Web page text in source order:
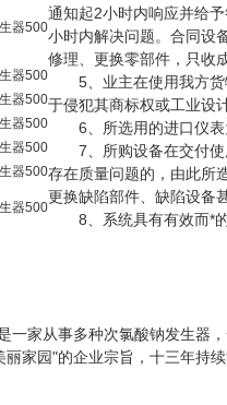
器500
器500
器500
器500
器500
器500
器500
通知起2小时内响应并给
小时内解决问题。合同设
修理、更换零部件，只收
5、业主在使用我方货
于侵犯其商标权或工业设
6、所选用的进口仪表
7、所购设备在交付使
存在质量问题的，由此所
更换缺陷部件、缺陷设备
8、系统具有有效而*的
一家从事多种次氯酸钠发生器
家园"的企业宗旨，十三年持续